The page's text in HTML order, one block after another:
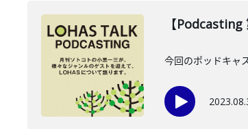
【
今回のポッドキャ